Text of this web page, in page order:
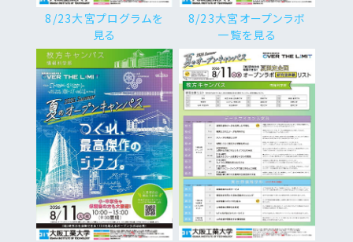
8/23大宮プログラムを
見る
8/23大宮オープンラボ
一覧を見る